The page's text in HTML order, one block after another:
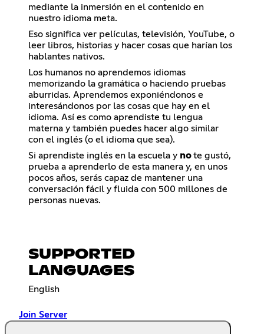
mediante la inmersión en el contenido en
nuestro idioma meta.
Eso significa ver películas, televisión, YouTube, o
leer libros, historias y hacer cosas que harían los
hablantes nativos.
Los humanos no aprendemos idiomas
memorizando la gramática o haciendo pruebas
aburridas. Aprendemos exponiéndonos e
interesándonos por las cosas que hay en el
idioma. Así es como aprendiste tu lengua
materna y también puedes hacer algo similar
con el inglés (o el idioma que sea).
Si aprendiste inglés en la escuela y note gustó,
prueba a aprenderlo de esta manera y, en unos
pocos años, serás capaz de mantener una
conversación fácil y fluida con 500 millones de
personas nuevas.
SUPPORTED
LANGUAGES
English
Join Server